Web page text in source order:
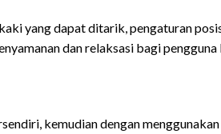
yang dapat ditarik, pengaturan
dan relaksasi bagi
kemudian dengan